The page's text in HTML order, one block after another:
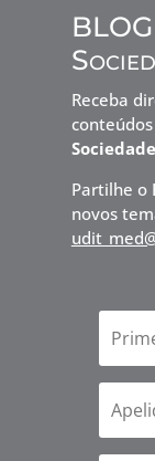
Receba
Partilhe o
novos